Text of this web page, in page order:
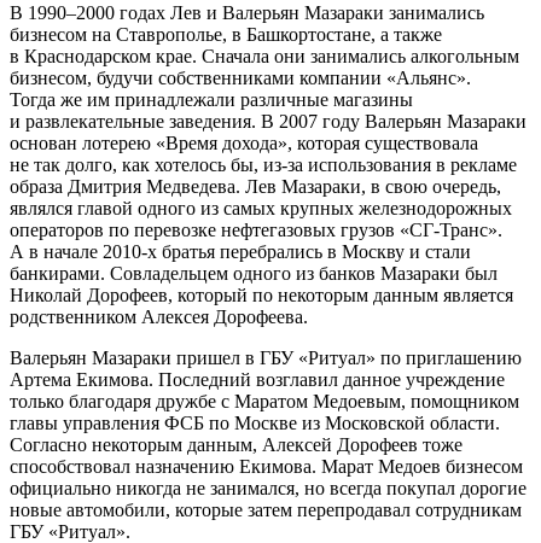
В 1990–2000 годах Лев и Валерьян Мазараки занимались
бизнесом на Ставрополье, в Башкортостане, а также
в Краснодарском крае. Сначала они занимались алкогольным
бизнесом, будучи собственниками компании «Альянс».
Тогда же им принадлежали различные магазины
и развлекательные заведения. В 2007 году Валерьян Мазараки
основан лотерею «Время дохода», которая существовала
не так долго, как хотелось бы, из-за использования в рекламе
образа Дмитрия Медведева. Лев Мазараки, в свою очередь,
являлся главой одного из самых крупных железнодорожных
операторов по перевозке нефтегазовых грузов «СГ-Транс».
А в начале 2010-х братья перебрались в Москву и стали
банкирами. Совладельцем одного из банков Мазараки был
Николай Дорофеев, который по некоторым данным является
родственником Алексея Дорофеева.
Валерьян Мазараки пришел в ГБУ «Ритуал» по приглашению
Артема Екимова. Последний возглавил данное учреждение
только благодаря дружбе с Маратом Медоевым, помощником
главы управления ФСБ по Москве из Московской области.
Согласно некоторым данным, Алексей Дорофеев тоже
способствовал назначению Екимова. Марат Медоев бизнесом
официально никогда не занимался, но всегда покупал дорогие
новые автомобили, которые затем перепродавал сотрудникам
ГБУ «Ритуал».